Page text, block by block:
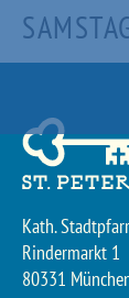
Kath.
Rindermarkt 1
80331